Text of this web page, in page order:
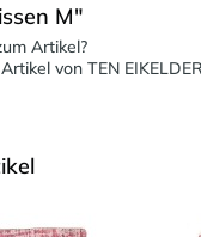
M"
Artikel?
von TEN EIKELDER